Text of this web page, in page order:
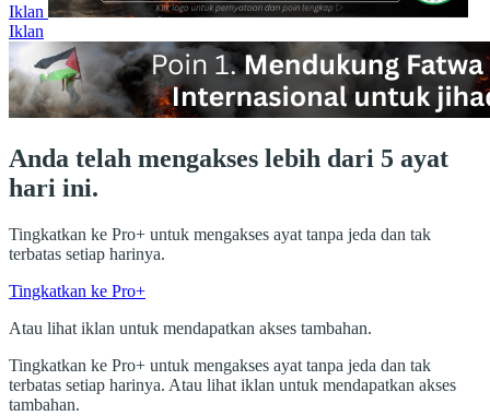
Iklan
Iklan
Anda telah mengakses lebih dari 5 ayat
hari ini.
Tingkatkan ke Pro+ untuk mengakses ayat tanpa jeda dan tak
terbatas setiap harinya.
Tingkatkan ke Pro+
Atau lihat iklan untuk mendapatkan akses tambahan.
Tingkatkan ke Pro+ untuk mengakses ayat tanpa jeda dan tak
terbatas setiap harinya. Atau lihat iklan untuk mendapatkan akses
tambahan.